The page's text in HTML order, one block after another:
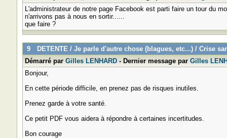
L'administrateur de notre page Facebook est parti faire un tour du
n'arrivons pas à nous en sortir......
que faire ?
9 DETENTE /Je parle d'autre chose (blagues, etc...) /Crise
Démarré par Gilles LENHARD- Dernier message par Gilles
Bonjour,
En cette période difficile, en prenez pas de risques inutiles.
Prenez garde à votre santé.
Ce petit PDF vous aidera à répondre à certaines incertitudes.
Bon courage